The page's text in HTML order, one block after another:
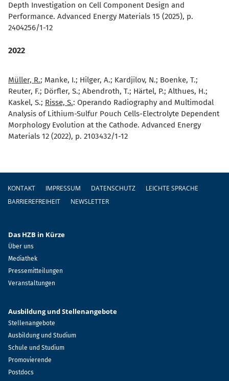
Depth Investigation on Cell Component Design and
Performance. Advanced Energy Materials 15 (2025), p.
2404256/1-12
2022
Müller, R.; Manke, I.; Hilger, A.; Kardjilov, N.; Boenke, T.;
Reuter, F.; Dörfler, S.; Abendroth, T.; Härtel, P.; Althues, H.;
Kaskel, S.; Risse, S.: Operando Radiography and Multimodal
Analysis of Lithium-Sulfur Pouch Cells-Electrolyte Dependent
Morphology Evolution at the Cathode. Advanced Energy
Materials 12 (2022), p. 2103432/1-12
Fußzeile
KONTAKT IMPRESSUM DATENSCHUTZ
LEICHTE SPRACHE
BARRIEREFREIHEIT
NEWSLETTER
Das HZB in Kürze
Über uns
Mediathek
Pressemitteilungen
Veranstaltungen
Ausbildung und Stellenangebote
Stellenangebote
Ausbildung und Studium
Schule und Studium
Promovierende
Postdocs